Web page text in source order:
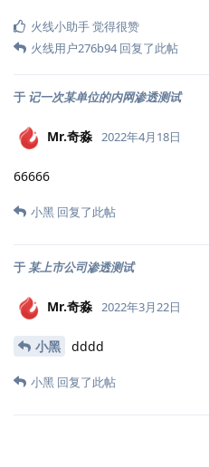
火线小助手觉得很赞
火线用户276b94回复了此帖
于 记一次某单位的内网渗透测试
Mr.奇淼 2022年4月18日
66666
小黑 回复了此帖
于 某上市公司渗透测试
Mr.奇淼 2022年3月22日
小黑 dddd
小黑 回复了此帖